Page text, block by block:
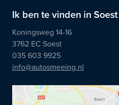
Ik ben te vinden in Soest
Koningsweg 14-16
3762 EC Soest
035 603 9925
info@autosmeeing.nl